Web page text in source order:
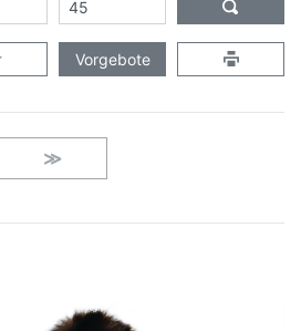
Vorgebote
≫